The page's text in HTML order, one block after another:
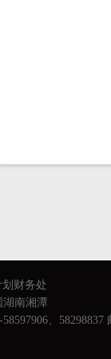
划财务处
湖南湘潭
、58298837